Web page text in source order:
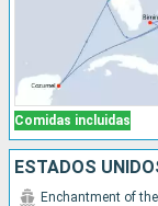
Comidas incluidas
ESTADOS
Enchantment of